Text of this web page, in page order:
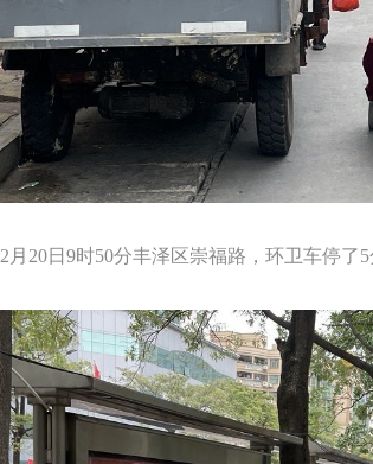
2月20日9时50分丰泽区崇福路，环卫车停了